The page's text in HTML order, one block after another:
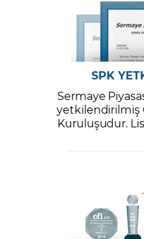
SPK
Sermaye
yetkilendirilmiş
Kuruluşudur.